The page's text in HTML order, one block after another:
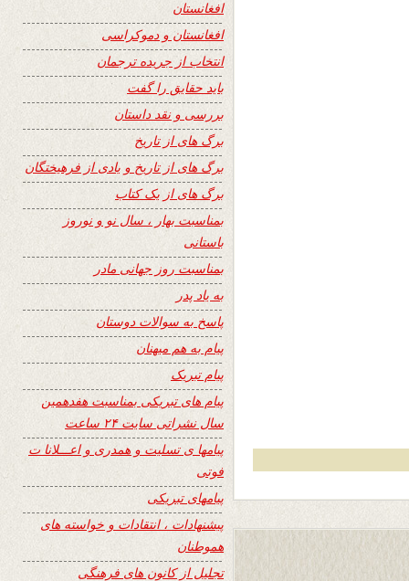
افغانستان
افغانستان و دموکراسی
انتخاب از جریده ترجمان
باید حقایق را گفت
بررسی و نقد داستان
برگ های از تاریخ
برگ های از تاریخ و یادی از فرهیختگان
برگ های از یک کتاب
بمناسبت بهار ، سال نو و نوروز
باستانی
بمناسبت روز جهانی مادر
به یاد پدر
پاسخ به سوالات دوستان
پیام به هم میهنان
پیام تبریک
پیام های تبریکی بمناسبت هفدهمین
سال نشراتی سایت ۲۴ ساعت
پیامها ی تسلیت و همدری و اعـــلانا ت
فوتی
پیامهای تبریکی
پیشنهادات ، انتقادات و خواسته های
هموطنان
تجلیل از کانون های فرهنگی